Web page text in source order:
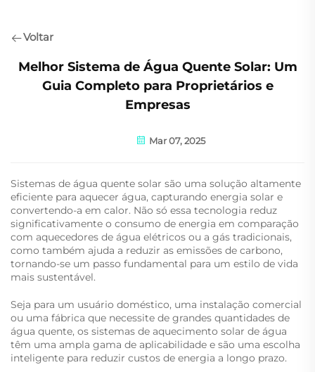
Voltar
Melhor Sistema de Água Quente Solar: Um
Guia Completo para Proprietários e
Empresas
Mar 07, 2025
Sistemas de água quente solar são uma solução altamente
eficiente para aquecer água, capturando energia solar e
convertendo-a em calor. Não só essa tecnologia reduz
significativamente o consumo de energia em comparação
com aquecedores de água elétricos ou a gás tradicionais,
como também ajuda a reduzir as emissões de carbono,
tornando-se um passo fundamental para um estilo de vida
mais sustentável.
Seja para um usuário doméstico, uma instalação comercial
ou uma fábrica que necessite de grandes quantidades de
água quente, os sistemas de aquecimento solar de água
têm uma ampla gama de aplicabilidade e são uma escolha
inteligente para reduzir custos de energia a longo prazo.